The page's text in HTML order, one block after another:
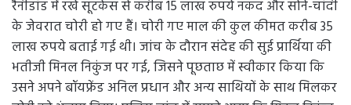
रैनीडांड में रखे सूटकेस से करीब 15 लाख रुपये नकद और सोने-चांदी
के जेवरात चोरी हो गए हैं। चोरी गए माल की कुल कीमत करीब 35
लाख रुपये बताई गई थी। जांच के दौरान संदेह की सुई प्रार्थिया की
भतीजी मिनल निकुंज पर गई, जिसने पूछताछ में स्वीकार किया कि
उसने अपने बॉयफ्रेंड अनिल प्रधान और अन्य साथियों के साथ मिलकर